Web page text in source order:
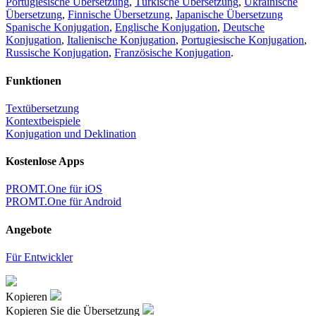
Übersetzung, Finnische Übersetzung, Japanische Übersetzung
Spanische Konjugation, Englische Konjugation, Deutsche
Konjugation, Italienische Konjugation, Portugiesische Konjugation,
Russische Konjugation, Französische Konjugation.
Funktionen
Textübersetzung
Kontextbeispiele
Konjugation und Deklination
Kostenlose Apps
PROMT.One für iOS
PROMT.One für Android
Angebote
Für Entwickler
Kopieren
Kopieren Sie die Übersetzung